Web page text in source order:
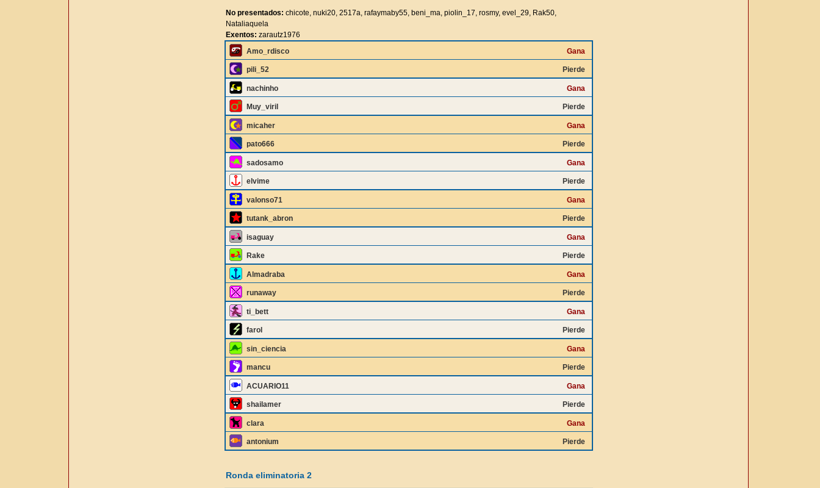
No presentados: chicote, nuki20, 2517a, rafaymaby55, beni_ma, piolin_17, rosmy, evel_29, Rak50,
Nataliaquela
Exentos: zarautz1976
Amo_rdisco
Gana
pili_52 Pierde
nachinho Gana
Muy_viril Pierde
micaher Gana
pato666 Pierde
sadosamo Gana
elvime Pierde
valonso71 Gana
tutank_abron Pierde
isaguay Gana
Rake Pierde
Almadraba Gana
runaway Pierde
ti_bett Gana
farol Pierde
sin_ciencia Gana
mancu Pierde
ACUARIO11 Gana
shailamer Pierde
clara Gana
antonium Pierde
Ronda eliminatoria 2